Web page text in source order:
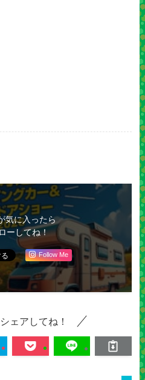
気に入ったら
ーしてね！
Follow Me
ェアしてね！